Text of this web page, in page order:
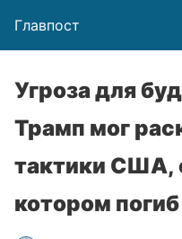
Главпост
Угроза для
Трамп мог
тактики США,
котором